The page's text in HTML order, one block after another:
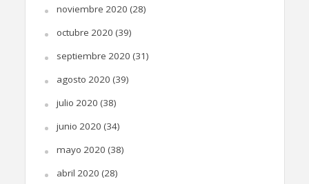
noviembre 2020 (28)
octubre 2020 (39)
septiembre 2020 (31)
agosto 2020 (39)
julio 2020 (38)
junio 2020 (34)
mayo 2020 (38)
abril 2020 (28)